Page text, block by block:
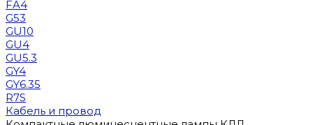
FA4
G53
GU10
GU4
GU5.3
GY4
GY6.35
R7S
Кабель и провод